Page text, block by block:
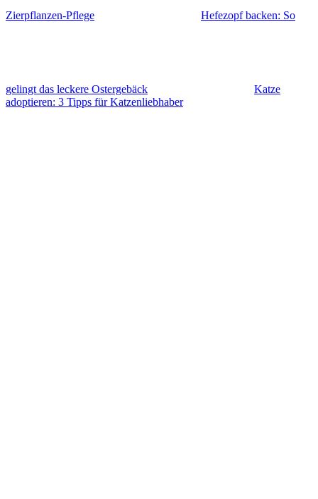
Zierpflanzen-Pflege Hefezopf backen: So
gelingt das leckere Ostergebäck
Katze
adoptieren: 3 Tipps für Katzenliebhaber